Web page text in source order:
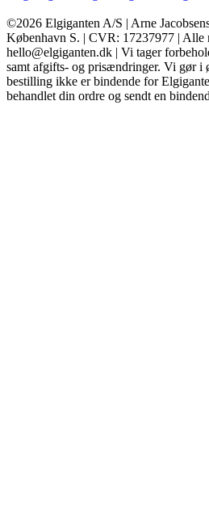
©2026 Elgiganten A/S | Arne
København S. | CVR: 17237977 | Alle
hello@elgiganten.dk | Vi tager
samt afgifts- og prisændringer. Vi gør i
bestilling ikke er bindende for
behandlet din ordre og sendt en